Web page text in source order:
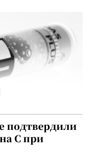
подтвердили
C при